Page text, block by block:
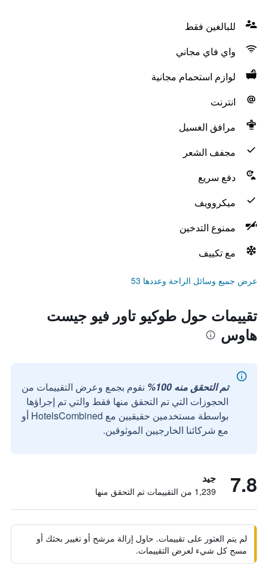
للبالغين فقط
واي فاي مجاني
لوازم استحمام مجانية
انترنت
مرافق الغسيل
مجفف الشعر
دفع سريع
ميكروويف
ممنوع التدخين
مع تكييف
عرض جميع وسائل الراحة وعددها 53
تقييمات حول طوكيو تاور فيو جيست
هاوس
تم التحقق منه 100%
نقوم بجمع وعرض التقييمات من
الحجوزات التي تم التحقق منها فقط والتي تم إجراؤها
بواسطة مستخدمين حقيقيين مع HotelsCombined أو
مع شركائنا الخارجيين الموثوقين.
7.8 جيد
1,239 من التقييمات تم التحقق منها
لم يتم العثور على تقييمات. حاول إزالة مرشح أو تغيير بحثك أو
مسح كل شيء لعرض التقييمات.